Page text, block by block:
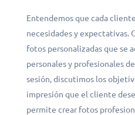
Entendemos que cada
necesidades y expectativas.
fotos personalizadas que se
personales y profesionales
sesión, discutimos los
impresión que el cliente
permite crear fotos